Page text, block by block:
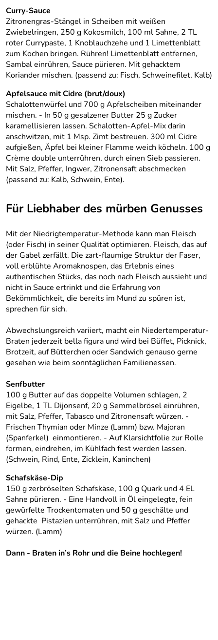
Curry-Sauce
Zitronengras-Stängel in Scheiben mit weißen
Zwiebelringen, 250 g Kokosmilch, 100 ml Sahne, 2 TL
roter Currypaste, 1 Knoblauchzehe und 1 Limettenblatt
zum Kochen bringen. Rühren! Limettenblatt entfernen,
Sambal einrühren, Sauce pürieren. Mit gehacktem
Koriander mischen. (passend zu: Fisch, Schweinefilet, Kalb)
Apfelsauce mit Cidre (brut/doux)
Schalottenwürfel und 700 g Apfelscheiben miteinander
mischen. - In 50 g gesalzener Butter 25 g Zucker
karamellisieren lassen. Schalotten-Apfel-Mix darin
anschwitzen, mit 1 Msp. Zimt bestreuen. 300 ml Cidre
aufgießen, Äpfel bei kleiner Flamme weich köcheln. 100 g
Crème double unterrühren, durch einen Sieb passieren.
Mit Salz, Pfeffer, Ingwer, Zitronensaft abschmecken
(passend zu: Kalb, Schwein, Ente).
Für Liebhaber des mürben Genusses
Mit der Niedrigtemperatur-Methode kann man Fleisch
(oder Fisch) in seiner Qualität optimieren. Fleisch, das auf
der Gabel zerfällt. Die zart-flaumige Struktur der Faser,
voll erblühte Aromaknospen, das Erlebnis eines
authentischen Stücks, das noch nach Fleisch aussieht und
nicht in Sauce ertrinkt und die Erfahrung von
Bekömmlichkeit, die bereits im Mund zu spüren ist,
sprechen für sich.
Abwechslungsreich variiert, macht ein Niedertemperatur-
Braten jederzeit bella figura und wird bei Büffet, Picknick,
Brotzeit, auf Bütterchen oder Sandwich genauso gerne
gesehen wie beim sonntäglichen Familienessen.
Senfbutter
100 g Butter auf das doppelte Volumen schlagen, 2
Eigelbe, 1 TL Dijonsenf, 20 g Semmelbrösel einrühren,
mit Salz, Pfeffer, Tabasco und Zitronensaft würzen. -
Frischen Thymian oder Minze (Lamm) bzw. Majoran
(Spanferkel) einmontieren. - Auf Klarsichtfolie zur Rolle
formen, eindrehen, im Kühlfach fest werden lassen.
(Schwein, Rind, Ente, Zicklein, Kaninchen)
Schafskäse-Dip
150 g zerbröselten Schafskäse, 100 g Quark und 4 EL
Sahne pürieren. - Eine Handvoll in Öl eingelegte, fein
gewürfelte Trockentomaten und 50 g geschälte und
gehackte Pistazien unterrühren, mit Salz und Pfeffer
würzen. (Lamm)
Dann - Braten in’s Rohr und die Beine hochlegen!